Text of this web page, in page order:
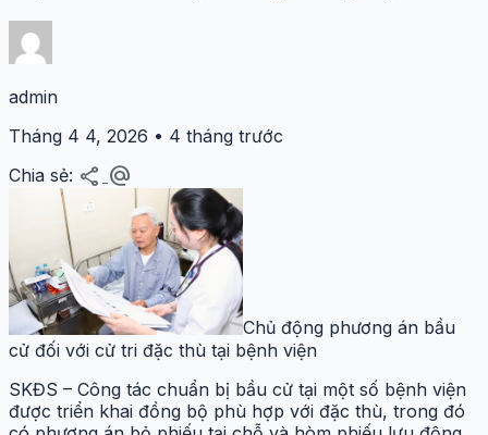
admin
Tháng 4 4, 2026 • 4 tháng trước
Chia sẻ: share alternate_email
Chủ động phương án bầu
cử đối với cử tri đặc thù tại bệnh viện
SKĐS – Công tác chuẩn bị bầu cử tại một số bệnh viện
được triển khai đồng bộ phù hợp với đặc thù, trong đó